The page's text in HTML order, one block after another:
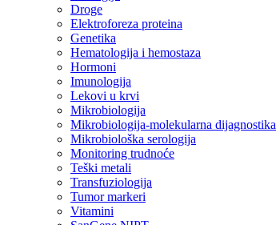
Droge
Elektroforeza proteina
Genetika
Hematologija i hemostaza
Hormoni
Imunologija
Lekovi u krvi
Mikrobiologija
Mikrobiologija-molekularna dijagnostika
Mikrobiološka serologija
Monitoring trudnoće
Teški metali
Transfuziologija
Tumor markeri
Vitamini